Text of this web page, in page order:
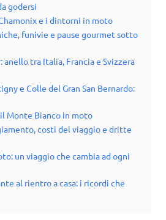
godersi
e i dintorni in moto
funivie e pause gourmet sotto
anello tra Italia, Francia e Svizzera
e Colle del Gran San Bernardo:
Monte Bianco in moto
costi del viaggio e dritte
un viaggio che cambia ad ogni
al rientro a casa: i ricordi che